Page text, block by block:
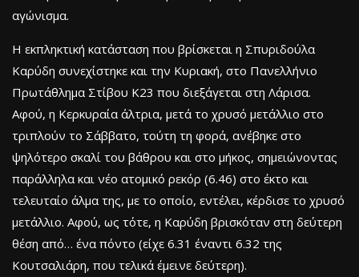
αγώνισμα.
Η εκπληκτική κατάσταση που βρίσκεται η Σπυριδούλα
Καρύδη συνεχίστηκε και την Κυριακή, στο Πανελλήνιο
Πρωτάθλημα Στίβου Κ23 που διεξάγεται στη Λάρισα.
Αφού, η Κερκυραία άλτρια, μετά το χρυσό μετάλλιο στο
τριπλούν το Σάββατο, τούτη τη φορά, ανέβηκε στο
ψηλότερο σκαλί του βάθρου και στο μήκος, σημειώνοντας
παράλληλα και νέο ατομικό ρεκόρ (6.46) στο έκτο και
τελευταίο άλμα της, με το οποίο, εντέλει, κέρδισε το χρυσό
μετάλλιο. Αφού, ως τότε, η Καρύδη βρισκόταν στη δεύτερη
θέση από… ένα πόντο (είχε 6.31 έναντι 6.32 της
Κουτσαλιάρη, που τελικά έμεινε δεύτερη).